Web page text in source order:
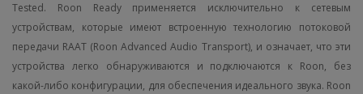
Tested. Roon Ready применяется исключительно к сетевым
устройствам, которые имеют встроенную технологию потоковой
передачи RAAT (Roon Advanced Audio Transport), и означает, что эти
устройства легко обнаруживаются и подключаются к Roon, без
какой-либо конфигурации, для обеспечения идеального звука. Roon